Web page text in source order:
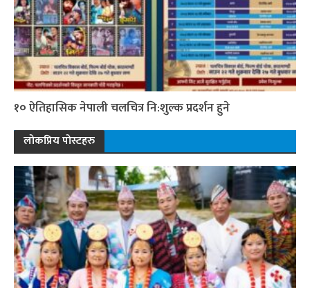
१० ऐतिहासिक नेपाली चलचित्र नि:शुल्क प्रदर्शन हुने
लोकप्रिय पोस्टहरु